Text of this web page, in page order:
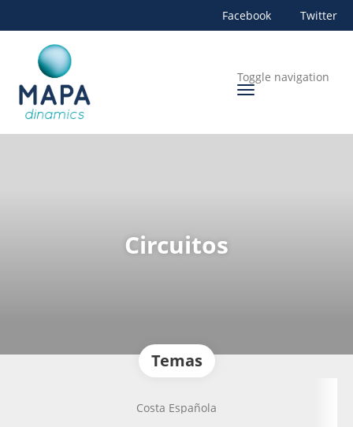
Facebook Twitter
Toggle navigation
Circuitos
Temas
Costa Española